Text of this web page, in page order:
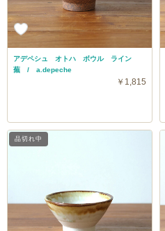
アデペシュ オトハ ボウル ライン
蕪 / a.depeche
￥1,815
品切れ中